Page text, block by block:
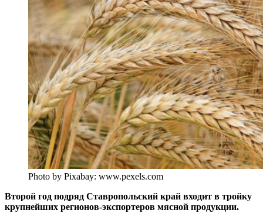
Photo by Pixabay: www.pexels.com
Второй год подряд Ставропольский край входит в тройку
крупнейших регионов-экспортеров мясной продукции.